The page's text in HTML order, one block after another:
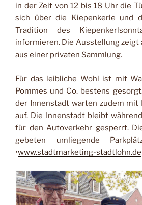
in der Zeit von 12 bis 18 Uhr die
sich über die Kiepenkerle und
Tradition des
informieren. Die Ausstel­lung zeigt
aus einer privaten Sammlung.
Für das leibliche Wohl ist mit
Pom­mes und Co. bestens
der Innen­stadt warten zudem mit
auf. Die Innenstadt bleibt
für den Au­toverkehr gesperrt.
gebeten umlie­gende
•www.stadtmarketing-stadtlohn.de